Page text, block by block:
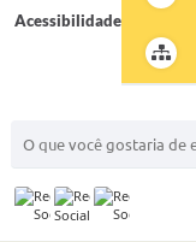
Acessibilidade